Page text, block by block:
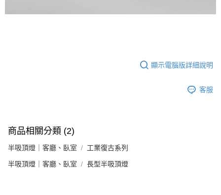
顯示電腦版詳細說明
客服
商品相關分類 (2)
半吸頂燈｜客廳、臥室 工業復古系列
半吸頂燈｜客廳、臥室 長型半吸頂燈